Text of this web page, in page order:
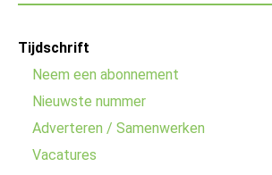
Footer
menu
Tijdschrift
Neem een abonnement
Nieuwste nummer
Adverteren / Samenwerken
Vacatures